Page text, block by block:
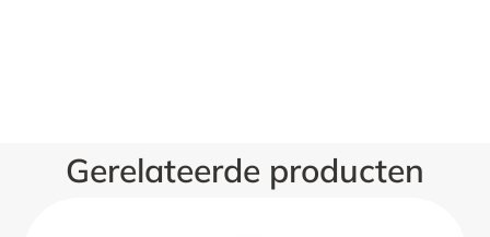
Gerelateerde producten